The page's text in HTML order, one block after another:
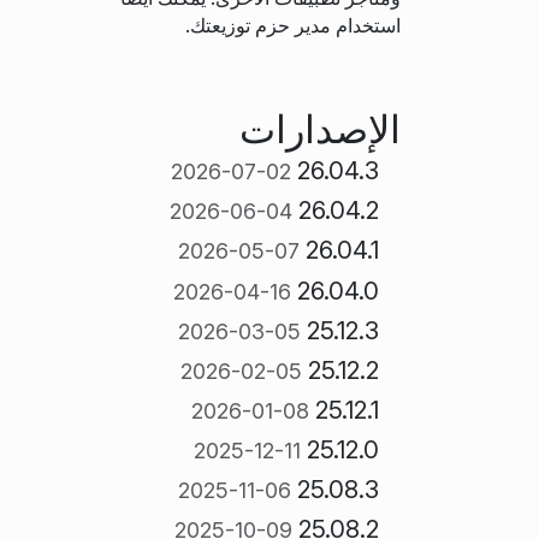
استخدام مدير حزم توزيعتك.
الإصدارات
26.04.3
2026-07-02
26.04.2
2026-06-04
26.04.1
2026-05-07
26.04.0
2026-04-16
25.12.3
2026-03-05
25.12.2
2026-02-05
25.12.1
2026-01-08
25.12.0
2025-12-11
25.08.3
2025-11-06
25.08.2
2025-10-09